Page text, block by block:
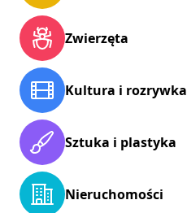
Zwierzęta
Kultura i rozrywka
Sztuka i plastyka
Nieruchomości